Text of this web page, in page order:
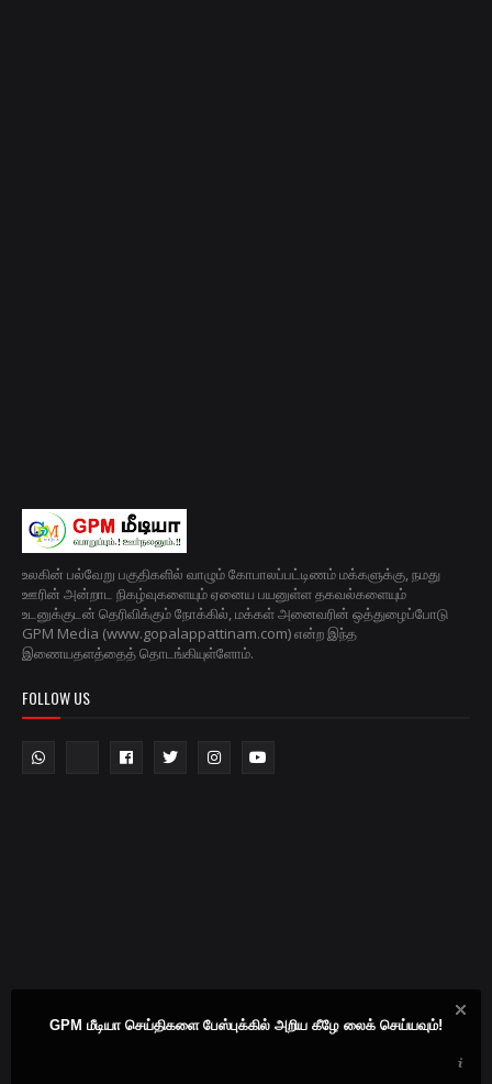
உலகின் பல்வேறு பகுதிகளில் வாழும் கோபாலப்பட்டிணம் மக்களுக்கு, நமது
ஊரின் அன்றாட நிகழ்வுகளையும் ஏனைய பயனுள்ள தகவல்களையும்
உடனுக்குடன் தெரிவிக்கும் நோக்கில், மக்கள் அனைவரின் ஒத்துழைப்போடு
GPM Media (www.gopalappattinam.com) என்ற இந்த
இணையதளத்தைத் தொடங்கியுள்ளோம்.
FOLLOW US
GPM மீடியா செய்திகளை பேஸ்புக்கில் அறிய கீழே லைக் செய்யவும்!